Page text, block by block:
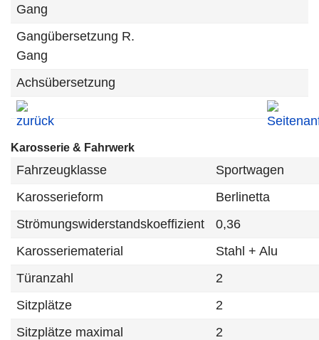
Gang
Gangübersetzung R.
Gang
Achsübersetzung
Karosserie & Fahrwerk
Fahrzeugklasse
Sportwagen
Karosserieform
Berlinetta
Strömungswiderstandskoeffizient
0,36
Karosseriematerial
Stahl + Alu
Türanzahl
2
Sitzplätze
2
Sitzplätze maximal
2